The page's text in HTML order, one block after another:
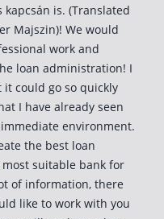
is. (Translated
Majszin)! We would
work and
loan administration! I
could go so quickly
I have already seen
environment.
the best loan
suitable bank for
of information, there
like to work with you